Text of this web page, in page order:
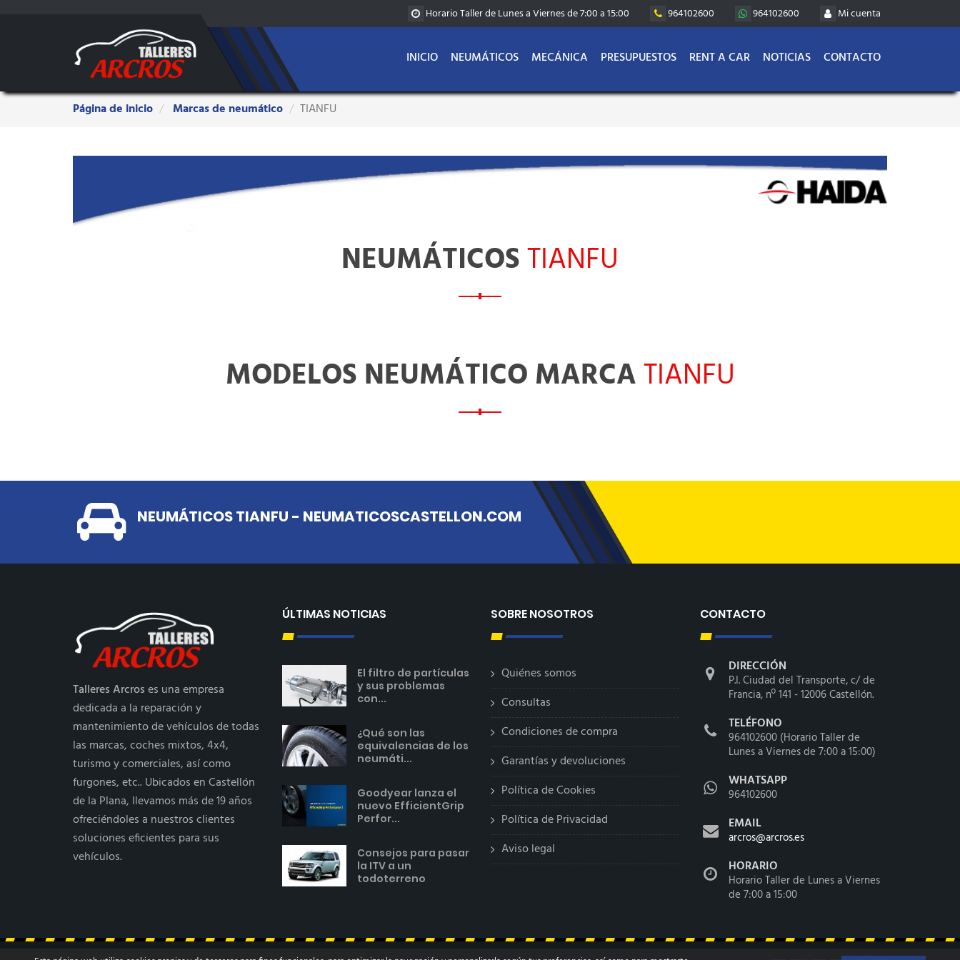
Horario Taller de Lunes a Viernes de 7:00 a 15:00 964102600 964102600 Mi cuenta
INICIO NEUMÁTICOS MECÁNICA PRESUPUESTOS RENT A CAR NOTICIAS CONTACTO
Estas
aquí:
Página de inicio Marcas de neumático TIANFU
NEUMÁTICOSTIANFU
MODELOS NEUMÁTICO MARCATIANFU
NEUMÁTICOS TIANFU - NEUMATICOSCASTELLON.COM
Talleres Arcroses una empresa
dedicada a la reparación y
mantenimiento de vehículos de todas
las marcas, coches mixtos, 4x4,
turismo y comerciales, así como
furgones, etc.. Ubicados en Castellón
de la Plana, llevamos más de 19 años
ofreciéndoles a nuestros clientes
soluciones eficientes para sus
vehículos.
ÚLTIMAS NOTICIAS
El filtro de partículas
y sus problemas
con...
¿Qué son las
equivalencias de los
neumáti...
Goodyear lanza el
nuevo EfficientGrip
Perfor...
Consejos para pasar
la ITV a un
todoterreno
SOBRE NOSOTROS
Quiénes somos
Consultas
Condiciones de compra
Garantías y devoluciones
Política de Cookies
Política de Privacidad
Aviso legal
CONTACTO
DIRECCIÓN
P.I. Ciudad del Transporte, c/ de
Francia, nº 141 - 12006 Castellón.
TELÉFONO
964102600 (Horario Taller de
Lunes a Viernes de 7:00 a 15:00)
WHATSAPP
964102600
EMAIL
arcros@arcros.es
HORARIO
Horario Taller de Lunes a Viernes
de 7:00 a 15:00